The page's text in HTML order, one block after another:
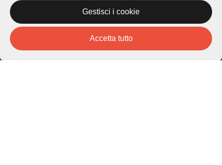
6976 Castagnola
Gestisci i cookie
Accetta tutto